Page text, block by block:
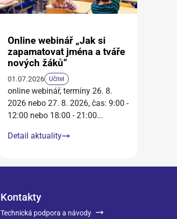
Online webinář „Jak si
zapamatovat jména a tváře
nových žáků“
01.07.2026 Učitel
online webinář, termíny 26. 8.
2026 nebo 27. 8. 2026, čas: 9:00 -
12:00 nebo 18:00 - 21:00...
Detail aktuality
Kontakty
Technická podpora a návody